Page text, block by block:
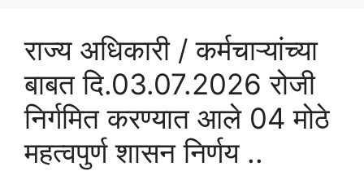
राज्य अधिकारी / कर्मचाऱ्यांच्या
बाबत दि.03.07.2026 रोजी
निर्गमित करण्यात आले 04 मोठे
महत्वपुर्ण शासन निर्णय ..